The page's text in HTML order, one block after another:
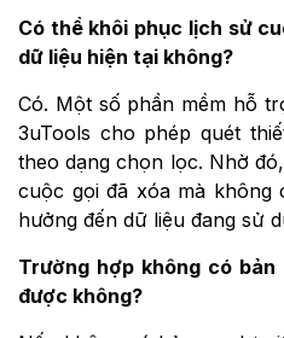
Có thể khôi phục lịch sử
dữ liệu hiện tại không?
Có. Một số phần mềm hỗ
3uTools cho phép quét
theo dạng chọn lọc. Nhờ
cuộc gọi đã xóa mà không
hưởng đến dữ liệu đang sử
Trường hợp không có
được không?